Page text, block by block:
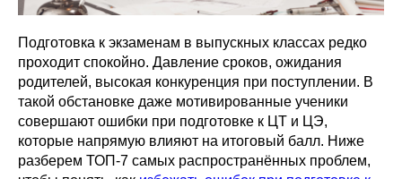
Подготовка к экзаменам в выпускных классах редко
проходит спокойно. Давление сроков, ожидания
родителей, высокая конкуренция при поступлении. В
такой обстановке даже мотивированные ученики
совершают ошибки при подготовке к ЦТ и ЦЭ,
которые напрямую влияют на итоговый балл. Ниже
разберем ТОП-7 самых распространённых проблем,